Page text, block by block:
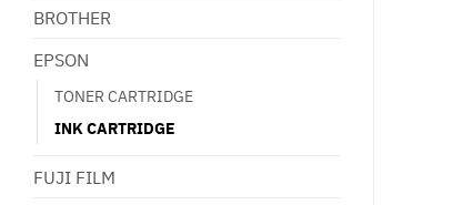
BROTHER
EPSON
TONER CARTRIDGE
INK CARTRIDGE
FUJI FILM